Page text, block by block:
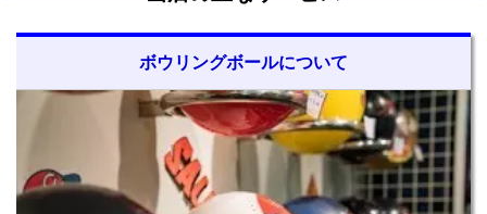
ボウリングボールについて